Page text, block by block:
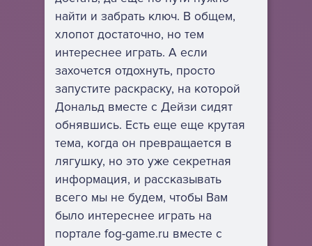
найти и забрать ключ. В общем,
хлопот достаточно, но тем
интереснее играть. А если
захочется отдохнуть, просто
запустите раскраску, на которой
Дональд вместе с Дейзи сидят
обнявшись. Есть еще еще крутая
тема, когда он превращается в
лягушку, но это уже секретная
информация, и рассказывать
всего мы не будем, чтобы Вам
было интереснее играть на
портале fog-game.ru вместе с